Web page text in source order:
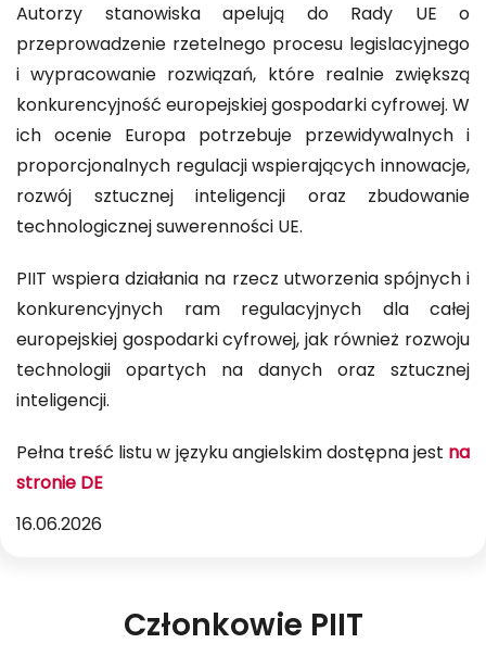
Autorzy stanowiska apelują do Rady UE o
przeprowadzenie rzetelnego procesu legislacyjnego
i wypracowanie rozwiązań, które realnie zwiększą
konkurencyjność europejskiej gospodarki cyfrowej. W
ich ocenie Europa potrzebuje przewidywalnych i
proporcjonalnych regulacji wspierających innowacje,
rozwój sztucznej inteligencji oraz zbudowanie
technologicznej suwerenności UE.
PIIT wspiera działania na rzecz utworzenia spójnych i
konkurencyjnych ram regulacyjnych dla całej
europejskiej gospodarki cyfrowej, jak również rozwoju
technologii opartych na danych oraz sztucznej
inteligencji.
Pełna treść listu w języku angielskim dostępna jest na
stronie DE
16.06.2026
Członkowie PIIT